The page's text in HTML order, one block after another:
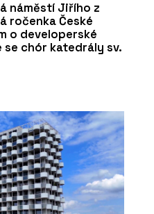
náměstí Jiřího z
ročenka České
o developerské
chór katedrály sv.